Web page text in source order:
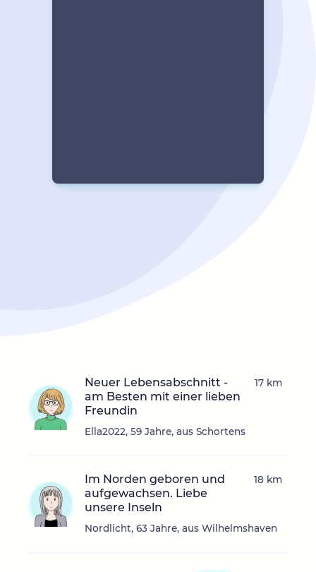
Neuer Lebensabschnitt -
am Besten mit einer lieben
Freundin
Ella2022, 59 Jahre, aus Schortens
17 km
Im Norden geboren und
aufgewachsen. Liebe
unsere Inseln
Nordlicht, 63 Jahre, aus Wilhelmshaven
18 km